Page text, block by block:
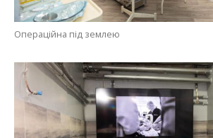
Операційна під землею